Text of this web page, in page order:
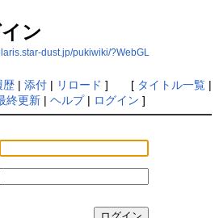
ン
dust.jp/pukiwiki/?WebGL
歴| 添付| リロード ] [ タイトル一覧|
終更新| ヘルプ| ログイン ]